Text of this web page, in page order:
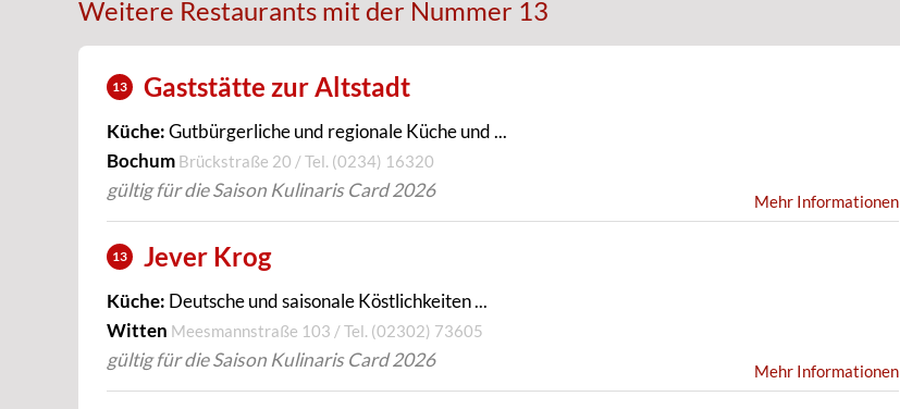
Weitere Restaurants mit der Nummer 13
13 Gaststätte zur Altstadt
Küche:Gutbürgerliche und regionale Küche und ...
Bochum Brückstraße 20 / Tel. (0234) 16320
gültig für die Saison Kulinaris Card 2026
Mehr Informationen
13 Jever Krog
Küche: Deutsche und saisonale Köstlichkeiten ...
Witten Meesmannstraße 103 / Tel. (02302) 73605
gültig für die Saison Kulinaris Card 2026
Mehr Informationen